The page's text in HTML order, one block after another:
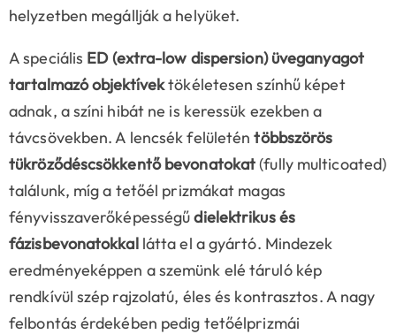
helyzetben megállják a helyüket.
A speciális ED (extra-low dispersion) üveganyagot
tartalmazó objektívektökéletesen színhű képet
adnak, a színi hibát ne is keressük ezekben a
távcsövekben. A lencsék felületéntöbbszörös
tükröződéscsökkentő bevonatokat(fully multicoated)
találunk, míg a tetőél prizmákat magas
fényvisszaverőképességűdielektrikus és
fázisbevonatokkallátta el a gyártó. Mindezek
eredményeképpen a szemünk elé táruló kép
rendkívül szép rajzolatú, éles és kontrasztos. A nagy
felbontás érdekében pedig tetőélprizmái